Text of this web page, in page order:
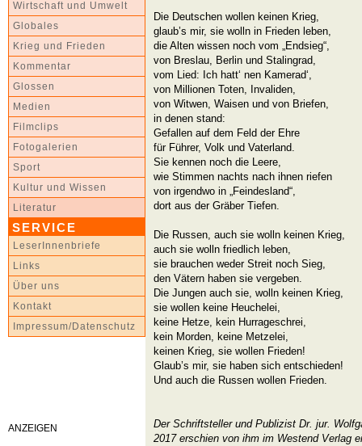
Wirtschaft und Umwelt
Globales
Krieg und Frieden
Kommentar
Glossen
Medien
Filmclips
Fotogalerien
Sport
Kultur und Wissen
Literatur
SERVICE
LeserInnenbriefe
Links
Über uns
Kontakt
Impressum/Datenschutz
ANZEIGEN
Die Deutschen wollen keinen Krieg,
glaub’s mir, sie wolln in Frieden leben,
die Alten wissen noch vom „Endsieg“,
von Breslau, Berlin und Stalingrad,
vom Lied: Ich hatt‘ nen Kamerad‘,
von Millionen Toten, Invaliden,
von Witwen, Waisen und von Briefen,
in denen stand:
Gefallen auf dem Feld der Ehre
für Führer, Volk und Vaterland.
Sie kennen noch die Leere,
wie Stimmen nachts nach ihnen riefen
von irgendwo in „Feindesland“,
dort aus der Gräber Tiefen.
Die Russen, auch sie wolln keinen Krieg,
auch sie wolln friedlich leben,
sie brauchen weder Streit noch Sieg,
den Vätern haben sie vergeben.
Die Jungen auch sie, wolln keinen Krieg,
sie wollen keine Heuchelei,
keine Hetze, kein Hurrageschrei,
kein Morden, keine Metzelei,
keinen Krieg, sie wollen Frieden!
Glaub’s mir, sie haben sich entschieden!
Und auch die Russen wollen Frieden.
Der Schriftsteller und Publizist Dr. jur.
2017 erschien von ihm im Westend Verlag